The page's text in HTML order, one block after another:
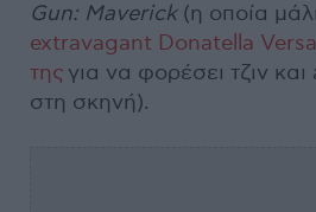
Gun: Maverick(η οποία
extravagant Donatella
της για να φορέσει τζιν και
στη σκηνή).